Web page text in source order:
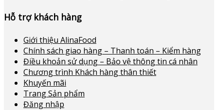
Hỗ trợ khách hàng
Giới thiệu AlinaFood
Chính sách giao hàng – Thanh toán – Kiểm hàng
Điều khoản sử dụng – Bảo vệ thông tin cá nhân
Chương trình Khách hàng thân thiết
Khuyến mãi
Trang Sản phẩm
Đăng nhập